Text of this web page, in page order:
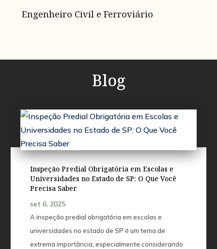
Engenheiro Civil e Ferroviário
Blog
Inspeção Predial Obrigatória em Escolas e
Universidades no Estado de SP: O Que Você
Precisa Saber
set 6, 2025
A inspeção predial obrigatória em escolas e
universidades no estado de SP é um tema de
extrema importância, especialmente considerando